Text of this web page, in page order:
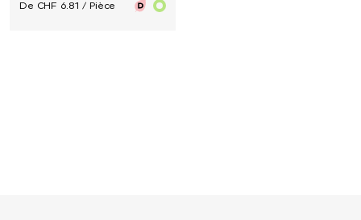
De CHF 6.81 / Pièce